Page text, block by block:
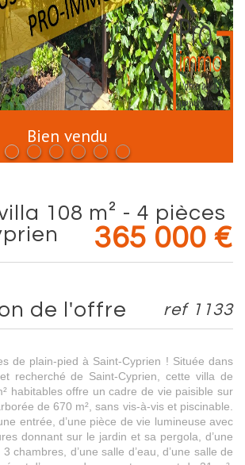
Bien vendu
365 000 €
de l'offre ref 1133
de plain-pied à Saint-Cyprien ! Située dans
recherché de Saint-Cyprien, cette villa de
habitables offre un cadre de vie paisible sur
de 670 m², sans vis-à-vis et piscinable.
entrée, d’une pièce de vie lumineuse avec
donnant sur le jardin et sa pergola, d’une
chambres, d’une salle d’eau, d’une salle de